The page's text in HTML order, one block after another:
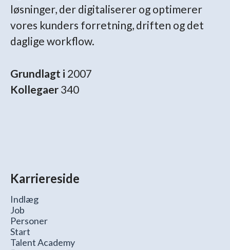
løsninger, der digitaliserer og optimerer
vores kunders forretning, driften og det
daglige workflow.
Grundlagt i 2007
Kollegaer 340
Karriereside
Indlæg
Job
Personer
Start
Talent Academy